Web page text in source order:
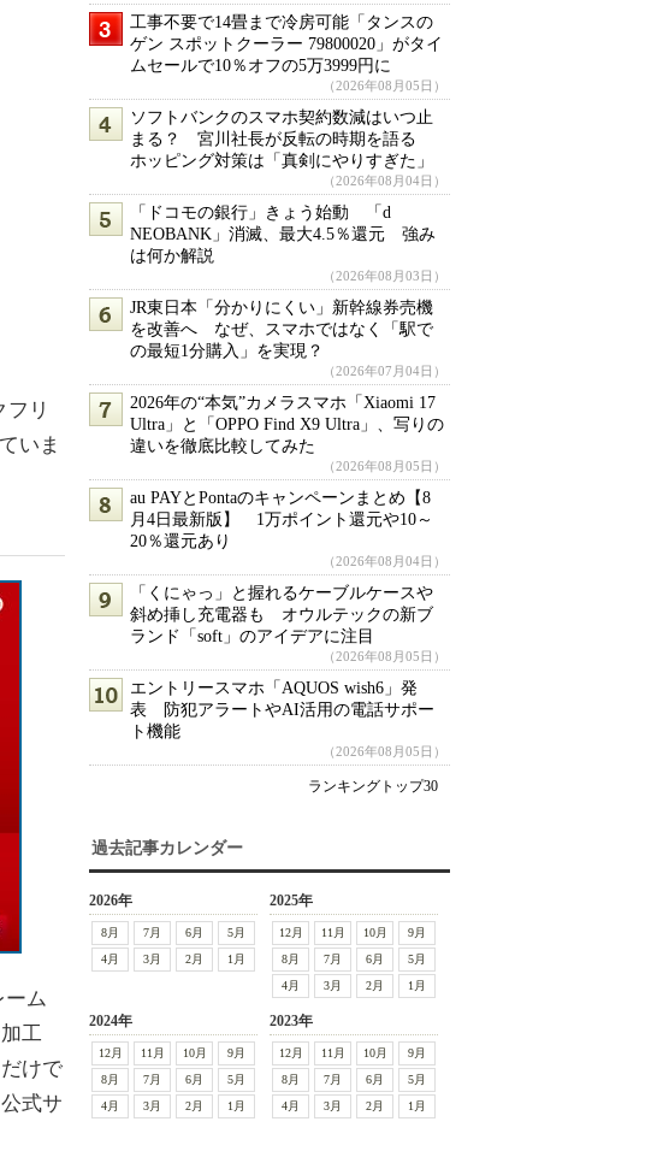
リ
いま
ーム
工
けで
式サ
工事不要で14畳まで冷房可能「タンスの
ゲン スポットクーラー 79800020」がタイ
ムセールで10％オフの5万3999円に
（2026年08月05日）
ソフトバンクのスマホ契約数減はいつ止
まる？ 宮川社長が反転の時期を語る
ホッピング対策は「真剣にやりすぎた」
（2026年08月04日）
「ドコモの銀行」きょう始動 「d
NEOBANK」消滅、最大4.5％還元 強み
は何か解説
（2026年08月03日）
JR東日本「分かりにくい」新幹線券売機
を改善へ なぜ、スマホではなく「駅で
の最短1分購入」を実現？
（2026年07月04日）
2026年の“本気”カメラスマホ「Xiaomi 17
Ultra」と「OPPO Find X9 Ultra」、写りの
違いを徹底比較してみた
（2026年08月05日）
au PAYとPontaのキャンペーンまとめ【8
月4日最新版】 1万ポイント還元や10～
20％還元あり
（2026年08月04日）
「くにゃっ」と握れるケーブルケースや
斜め挿し充電器も オウルテックの新ブ
ランド「soft」のアイデアに注目
（2026年08月05日）
エントリースマホ「AQUOS wish6」発
表 防犯アラートやAI活用の電話サポー
ト機能
（2026年08月05日）
ランキングトップ30
過去記事カレンダー
2026年
8月 7月 6月
5月
4月
3月 2月 1月
2025年
12月 11月 10月
9月
8月
7月 6月
5月
4月
3月 2月 1月
2024年
12月 11月 10月
9月
8月
7月 6月
5月
4月
3月 2月 1月
2023年
12月 11月 10月
9月
8月
7月 6月
5月
4月
3月 2月 1月